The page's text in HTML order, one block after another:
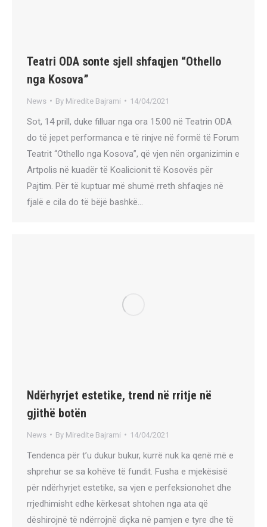
Teatri ODA sonte sjell shfaqjen “Othello
nga Kosova”
News By Miredite Bajrami 14/04/2021
Sot, 14 prill, duke filluar nga ora 15:00 në Teatrin ODA
do të jepet performanca e të rinjve në formë të Forum
Teatrit “Othello nga Kosova”, që vjen nën organizimin e
Artpolis në kuadër të Koalicionit të Kosovës për
Pajtim. Për të kuptuar më shumë rreth shfaqjes në
fjalë e cila do të bëjë bashkë…
Ndërhyrjet estetike, trend në rritje në
gjithë botën
News By Miredite Bajrami 14/04/2021
Tendenca për t’u dukur bukur, kurrë nuk ka qenë më e
shprehur se sa kohëve të fundit. Fusha e mjekësisë
për ndërhyrjet estetike, sa vjen e perfeksionohet dhe
rrjedhimisht edhe kërkesat shtohen nga ata që
dëshirojnë të ndërrojnë diçka në pamjen e tyre dhe të